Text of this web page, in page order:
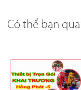
Có thể bạn